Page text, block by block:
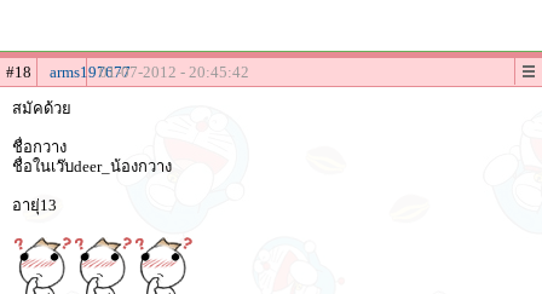
#18 arms19767701-07-2012 - 20:45:42
สมัคด้วย
ชื่อกวาง
ชื่อในเว๊บdeer_น้องกวาง
อายุ่13